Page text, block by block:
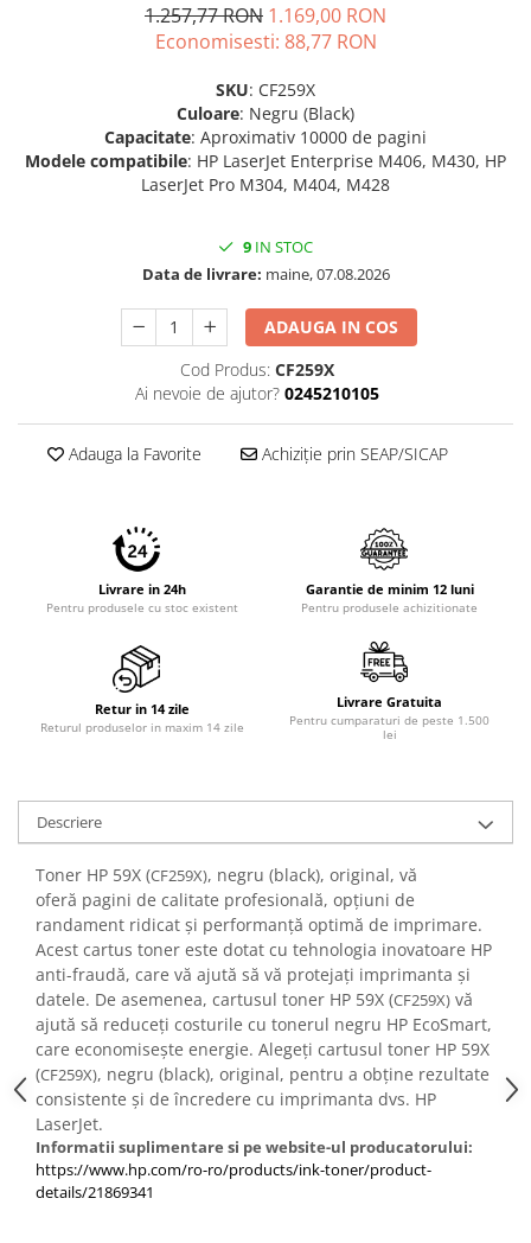
Tonere compatibile
Drum unit compatibile
Printare 3D
Filament imprimanta 3D
Laptopuri / notebookuri
Laptop-uri 2 in 1
Piese si accesorii
Accesorii Printing
Ribbon
PC Gaming
All-in-One PC
Mini PC
Monitoare
Monitoare LED
Accesorii monitoare
Componente
Placi video
Procesoare
Placi de baza
Memorii RAM
SSD-uri interne
Hard disk-uri interne
1.257,77 RON 1.169,00 RON
Economisesti: 88,77 RON
SKU: CF259X
Culoare: Negru (Black)
Capacitate: Aproximativ 10000 de pagini
Modele compatibile: HP LaserJet Enterprise M406, M430, HP
LaserJet Pro M304, M404, M428
9 IN STOC
Data de livrare: maine, 07.08.2026
ADAUGA IN COS
Cod Produs: CF259X
Ai nevoie de ajutor? 0245210105
Adauga la Favorite Achiziție prin SEAP/SICAP
Livrare in 24h
Pentru produsele cu stoc existent
Garantie de minim 12 luni
Pentru produsele achizitionate
Retur in 14 zile
Returul produselor in maxim 14 zile
Livrare Gratuita
Pentru cumparaturi de peste 1.500
lei
Descriere
Toner HP 59X (CF259X), negru (black), original, vă
oferă pagini de calitate profesională, opțiuni de
randament ridicat și performanță optimă de imprimare.
Acest cartus toner este dotat cu tehnologia inovatoare HP
anti-fraudă, care vă ajută să vă protejați imprimanta și
datele. De asemenea, cartusul toner HP 59X (CF259X) vă
ajută să reduceți costurile cu tonerul negru HP EcoSmart,
care economisește energie. Alegeți cartusul toner HP 59X
(CF259X), negru (black), original, pentru a obține rezultate
consistente și de încredere cu imprimanta dvs. HP
LaserJet.
Informatii suplimentare si pe website-ul producatorului:
https://www.hp.com/ro-ro/products/ink-toner/product-
details/21869341